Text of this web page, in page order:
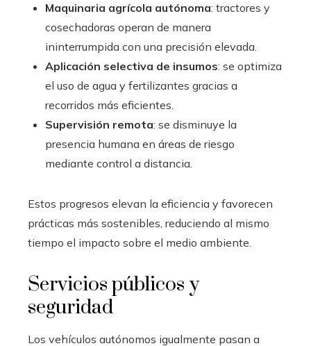
Maquinaria agrícola autónoma: tractores y
cosechadoras operan de manera
ininterrumpida con una precisión elevada.
Aplicación selectiva de insumos: se optimiza
el uso de agua y fertilizantes gracias a
recorridos más eficientes.
Supervisión remota: se disminuye la
presencia humana en áreas de riesgo
mediante control a distancia.
Estos progresos elevan la eficiencia y favorecen
prácticas más sostenibles, reduciendo al mismo
tiempo el impacto sobre el medio ambiente.
Servicios públicos y
seguridad
Los vehículos autónomos igualmente pasan a